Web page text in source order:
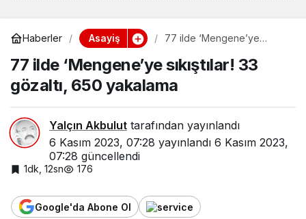
Haberler Asayiş
77 ilde ‘Mengene’ye
yakalama
77 ilde ‘Mengene’ye sıkıştılar! 33
gözaltı, 650 yakalama
Yalçın Akbulut tarafından yayınlandı
6 Kasım 2023, 07:28 yayınlandı 6 Kasım 2023,
07:28 güncellendi
1dk, 12sn 176
Google'da Abone Ol